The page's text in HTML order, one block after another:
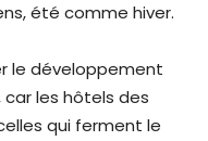
été comme hiver.
le développement
les hôtels des
qui ferment le